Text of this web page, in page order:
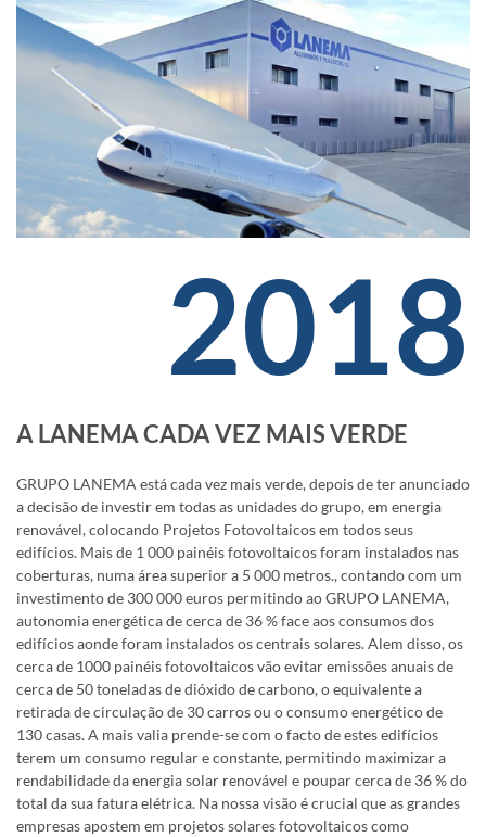
2018
A LANEMA CADA VEZ MAIS VERDE
GRUPO LANEMA está cada vez mais verde, depois de ter anunciado
a decisão de investir em todas as unidades do grupo, em energia
renovável, colocando Projetos Fotovoltaicos em todos seus
edifícios. Mais de 1 000 painéis fotovoltaicos foram instalados nas
coberturas, numa área superior a 5 000 metros., contando com um
investimento de 300 000 euros permitindo ao GRUPO LANEMA,
autonomia energética de cerca de 36 % face aos consumos dos
edifícios aonde foram instalados os centrais solares. Alem disso, os
cerca de 1000 painéis fotovoltaicos vão evitar emissões anuais de
cerca de 50 toneladas de dióxido de carbono, o equivalente a
retirada de circulação de 30 carros ou o consumo energético de
130 casas. A mais valia prende-se com o facto de estes edifícios
terem um consumo regular e constante, permitindo maximizar a
rendabilidade da energia solar renovável e poupar cerca de 36 % do
total da sua fatura elétrica. Na nossa visão é crucial que as grandes
empresas apostem em projetos solares fotovoltaicos como